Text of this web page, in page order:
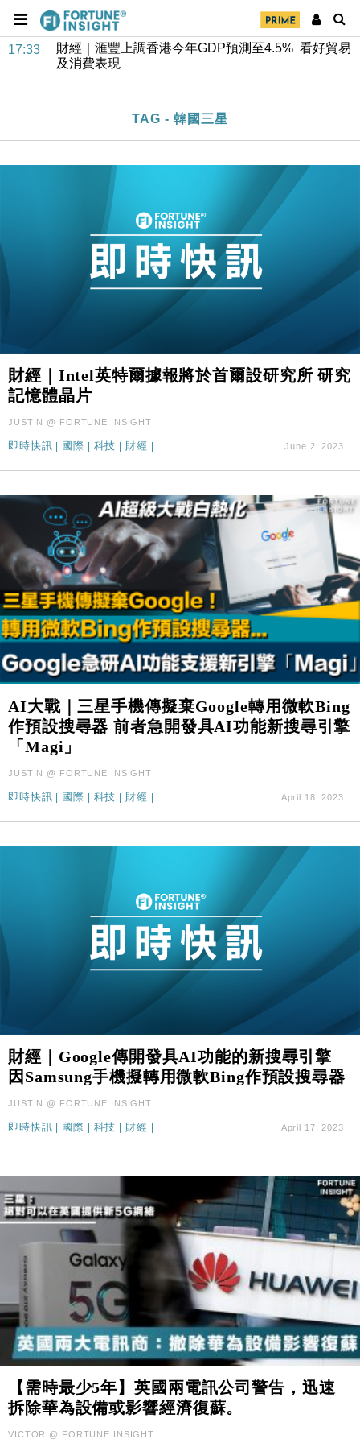
財經｜華僑銀行上半年淨利創新高 中期息增15%至
47仙
17:33
財經｜滙豐上調香港今年GDP預測至4.5% 看好貿易
及消費表現
財經｜日經失守6.5萬點後回穩 全周仍升近2%
財經｜恒隆10月換帥 玩具「反」斗城亞洲CEO蔡德
財經｜韓股反覆波動收跌 連挫7周創逾3年最長跌勢
財經｜內地7月美元計價出口增近24%勝預期 貿易順
差達1125億美元
財經｜日本春季三度入市撐日圓 4月單日斥6.28萬億
國際｜特朗普料美伊戰事快結束 承認部分彈藥庫存緊
15:59
財經｜SA售股自救後再出手 斥4億美元押注未上市公
司
47仙
17:33
財經｜滙豐上調香港今年GDP預測至4.5% 看好貿易
16:47
損失近6900萬元
16:05
財經｜日經失守6.5萬點後回穩 全周仍升近2%
15:47
財經｜恒隆10月換帥 玩具「反」斗城亞洲CEO蔡德
粦接任
15:11
財經｜韓股反覆波動收跌 連挫7周創逾3年最長跌勢
13:44
財經｜內地7月美元計價出口增近24%勝預期 貿易順
差達1125億美元
日圓干預創新高
11:12
國際｜特朗普料美伊戰事快結束 承認部分彈藥庫存緊
張
15:59
財經｜SA售股自救後再出手 斥4億美元押注未上市公
TAG - 韓國三星
財經｜Intel英特爾據報將於首爾設研究所 研究
記憶體晶片
JUSTIN @ FORTUNE INSIGHT
即時快訊 國際 科技 財經 June 2, 2023
AI大戰｜三星手機傳擬棄Google轉用微軟Bing
作預設搜尋器 前者急開發具AI功能新搜尋引擎
「Magi」
JUSTIN @ FORTUNE INSIGHT
即時快訊 | 國際 | 科技 | 財經 | April 18, 2023
財經｜Google傳開發具AI功能的新搜尋引擎
因Samsung手機擬轉用微軟Bing作預設搜尋器
JUSTIN @ FORTUNE INSIGHT
即時快訊 國際 科技 財經 April 17, 2023
【需時最少5年】英國兩電訊公司警告，迅速
拆除華為設備或影響經濟復蘇。
VICTOR @ FORTUNE INSIGHT